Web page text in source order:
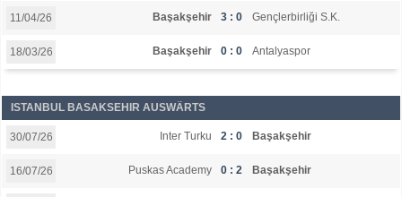
11/04/26 Başakşehir 3 : 0 Gençlerbirliği S.K.
18/03/26 Başakşehir 0 : 0 Antalyaspor
ISTANBUL BASAKSEHIR AUSWÄRTS
30/07/26 Inter Turku 2 : 0 Başakşehir
16/07/26 Puskas Academy 0 : 2 Başakşehir